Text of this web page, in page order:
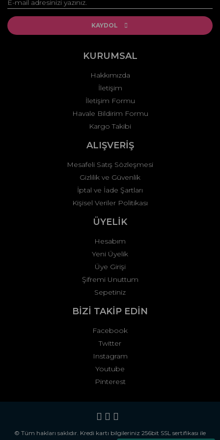
Ürün resmi kalitesiz, bozuk veya görüntülenemiyor.
Ürün açıklamasında eksik bilgiler bulunuyor.
Ürün fiyatı diğer sitelerden daha pahalı.
Gönder
KAYDOL
KURUMSAL
Hakkımızda
İletişim
İletişim Formu
Havale Bildirim Formu
Kargo Takibi
ALIŞVERİŞ
Mesafeli Satış Sözleşmesi
Gizlilik ve Güvenlik
İptal ve İade Şartları
Kişisel Veriler Politikası
ÜYELİK
Hesabım
Yeni Üyelik
Üye Girişi
Şifremi Unuttum
Sepetiniz
BİZİ TAKİP EDİN
Facebook
Twitter
Instagram
Youtube
Pinterest
© Tüm hakları saklıdır. Kredi kartı bilgileriniz 256bit SSL sertifikası ile